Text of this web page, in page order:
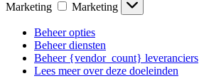
Marketing
Marketing
Beheer opties
Beheer diensten
Beheer {vendor_count} leveranciers
Lees meer over deze doeleinden